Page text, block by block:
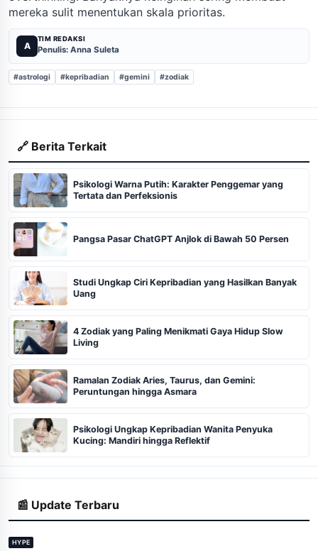
mereka sulit menentukan skala prioritas.
A
TIM REDAKSI
Penulis: Anna Suleta
#astrologi #kepribadian #gemini #zodiak
🔗 Berita Terkait
Psikologi Warna Putih: Karakter Penggemar yang
Tertata dan Perfeksionis
Pangsa Pasar ChatGPT Anjlok di Bawah 50 Persen
Studi Ungkap Ciri Kepribadian yang Hasilkan Banyak
Uang
4 Zodiak yang Paling Menikmati Gaya Hidup Slow
Living
Ramalan Zodiak Aries, Taurus, dan Gemini:
Peruntungan hingga Asmara
Psikologi Ungkap Kepribadian Wanita Penyuka
Kucing: Mandiri hingga Reflektif
📰 Update Terbaru
HYPE